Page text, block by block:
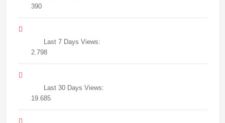
390
Last 7 Days Views:
2.798
Last 30 Days Views:
19.685